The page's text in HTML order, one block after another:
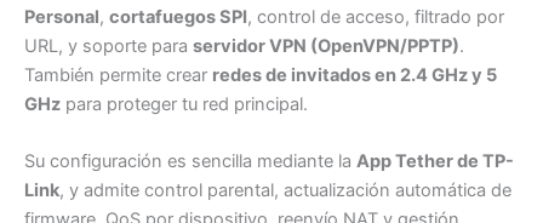
Personal, cortafuegos SPI, control de acceso, filtrado por
URL, y soporte para servidor VPN (OpenVPN/PPTP).
También permite crear redes de invitados en 2.4 GHz y 5
GHz para proteger tu red principal.
Su configuración es sencilla mediante la App Tether de TP-
Link, y admite control parental, actualización automática de